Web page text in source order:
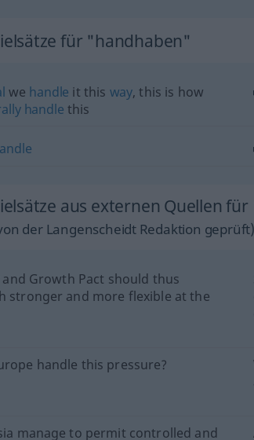
für "handhaben"
we handle it this way, this is how
handle this
aus externen Quellen
der Langenscheidt Redaktion geprüft)
Growth Pact should thus
stronger and more flexible at the
handle this pressure?
manage to permit controlled and